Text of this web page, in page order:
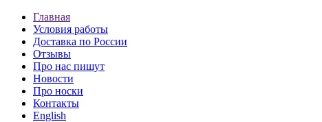
Главная
Условия работы
Доставка по России
Отзывы
Про нас пишут
Новости
Про носки
Контакты
English